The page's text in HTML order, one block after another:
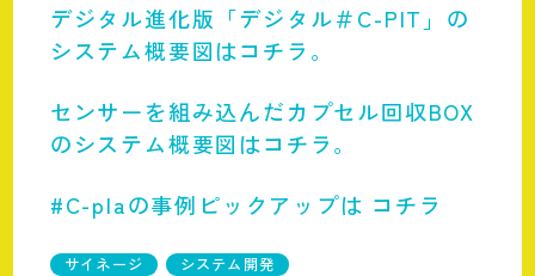
デジタル進化版「デジタル＃C-PIT」の
システム概要図はコチラ。
センサーを組み込んだカプセル回収BOX
のシステム概要図はコチラ。
#C-plaの事例ピックアップは コチラ
サイネージ システム開発